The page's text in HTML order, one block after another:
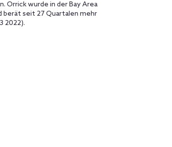
wurde in der Bay Area
seit 27 Quartalen mehr
2022).